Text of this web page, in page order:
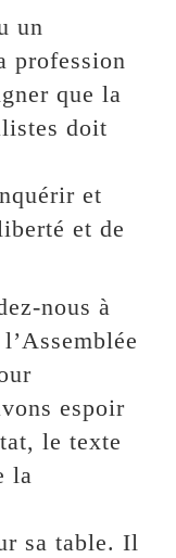
un
profession
que la
doit
et
et de
nous à
espoir
le texte
la
sa table. Il